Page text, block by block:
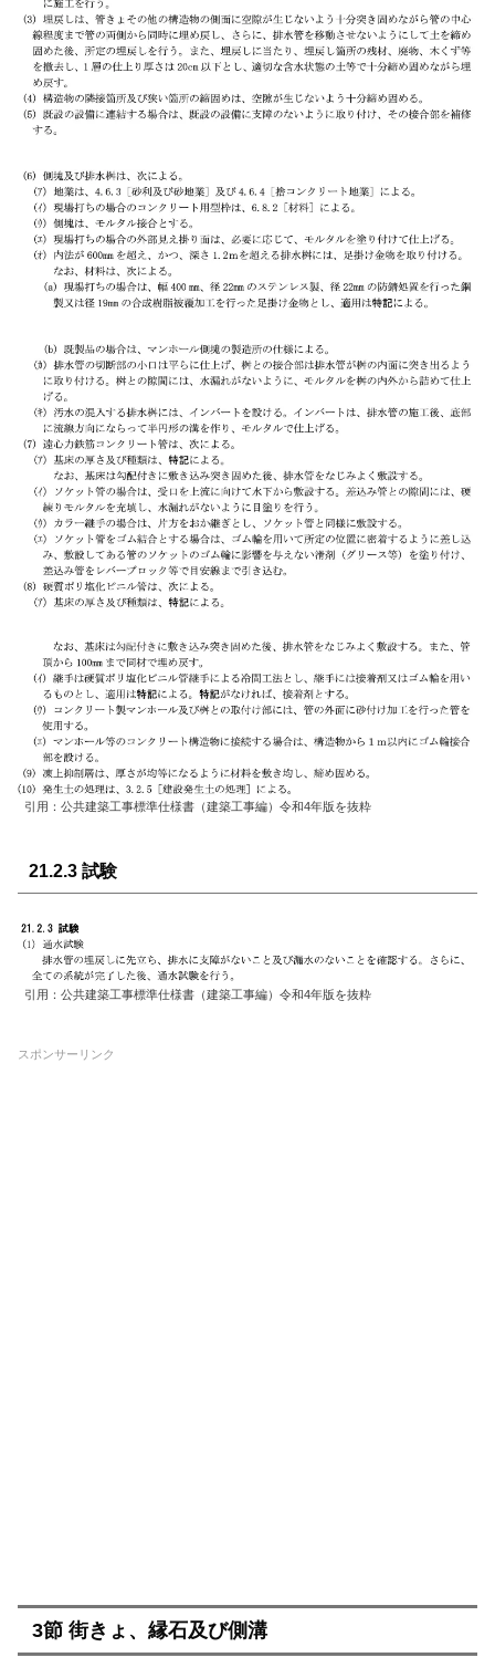
引用：公共建築工事標準仕様書（建築工事編）令和4年版を抜粋
21.2.3 試験
引用：公共建築工事標準仕様書（建築工事編）令和4年版を抜粋
スポンサーリンク
3節 街きょ、縁石及び側溝